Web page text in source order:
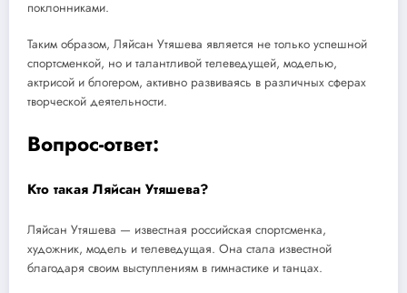
поклонниками.
Таким образом, Ляйсан Утяшева является не только успешной
спортсменкой, но и талантливой телеведущей, моделью,
актрисой и блогером, активно развиваясь в различных сферах
творческой деятельности.
Вопрос-ответ:
Кто такая Ляйсан Утяшева?
Ляйсан Утяшева — известная российская спортсменка,
художник, модель и телеведущая. Она стала известной
благодаря своим выступлениям в гимнастике и танцах.